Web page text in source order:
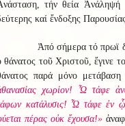
τήν θεία Ἀνάληψή
καί ἔνδοξης
Ἀπό σήμερα τό πρωϊ
θάνατος τοῦ Χριστοῦ, ἔγινε
παρά μόνο
χωρίον! Ὦ τάφε
κατάλυσις! Ὦ τάφε ἐν
πέρας οὐκ ἔχουσα!»